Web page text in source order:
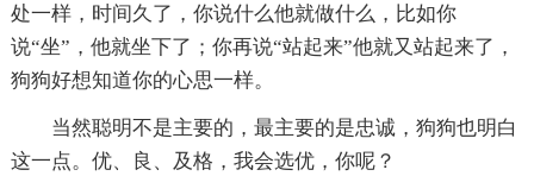
处一样，时间久了，你说什么他就做什么，比如你
说“坐”，他就坐下了；你再说“站起来”他就又站起来了，
狗狗好想知道你的心思一样。
当然聪明不是主要的，最主要的是忠诚，狗狗也明白
这一点。优、良、及格，我会选优，你呢？